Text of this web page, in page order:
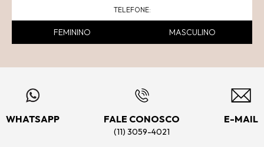
FEMININO MASCULINO
WHATSAPP FALE CONOSCO
(11) 3059-4021
E-MAIL